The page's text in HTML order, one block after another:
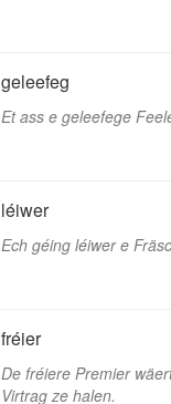
geleefeg
Et ass e geleefege
léiwer
Ech géing léiwer e
fréier
De fréiere Premier
Virtrag ze halen.